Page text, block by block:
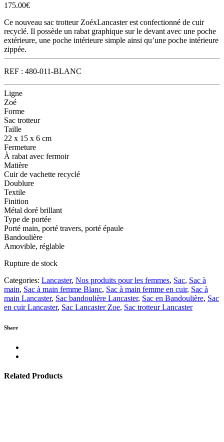
175.00€
Ce nouveau sac trotteur ZoéxLancaster est confectionné de cuir
recyclé. Il possède un rabat graphique sur le devant avec une poche
extérieure, une poche intérieure simple ainsi qu’une poche intérieure
zippée.
REF : 480-011-BLANC
Ligne
Zoé
Forme
Sac trotteur
Taille
22 x 15 x 6 cm
Fermeture
À rabat avec fermoir
Matière
Cuir de vachette recyclé
Doublure
Textile
Finition
Métal doré brillant
Type de portée
Porté main, porté travers, porté épaule
Bandoulière
Amovible, réglable
Rupture de stock
Categories: Lancaster, Nos produits pour les femmes, Sac, Sac à
main, Sac à main femme Blanc, Sac à main femme en cuir, Sac à
main Lancaster, Sac bandoulière Lancaster, Sac en Bandoulière, Sac
en cuir Lancaster, Sac Lancaster Zoe, Sac trotteur Lancaster
Share
Related Products